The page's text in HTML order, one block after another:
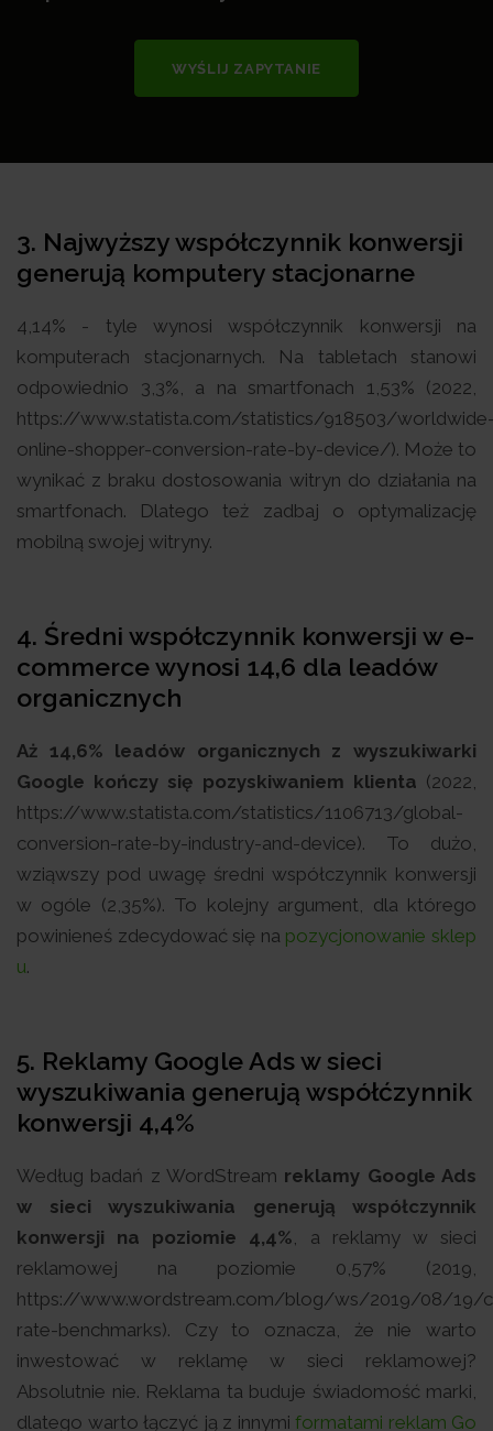
WYŚLIJ ZAPYTANIE
3. Najwyższy współczynnik konwersji
generują komputery stacjonarne
4,14% - tyle wynosi współczynnik konwersji na
komputerach stacjonarnych. Na tabletach stanowi
odpowiednio 3,3%, a na smartfonach 1,53% (2022,
https://www.statista.com/statistics/918503/
online-shopper-conversion-rate-by-device/). Może to
wynikać z braku dostosowania witryn do działania na
smartfonach. Dlatego też zadbaj o optymalizację
mobilną swojej witryny.
4. Średni współczynnik konwersji w e-
commerce wynosi 14,6 dla leadów
organicznych
Aż 14,6% leadów organicznych z wyszukiwarki
Google kończy się pozyskiwaniem klienta (2022,
https://www.statista.com/statistics/1106713/global-
conversion-rate-by-industry-and-device). To dużo,
wziąwszy pod uwagę średni współczynnik konwersji
w ogóle (2,35%). To kolejny argument, dla którego
powinieneś zdecydować się na pozycjonowanie sklep
u.
5. Reklamy Google Ads w sieci
wyszukiwania generują współćzynnik
konwersji 4,4%
Według badań z WordStream reklamy Google Ads
w sieci wyszukiwania generują współczynnik
konwersji na poziomie 4,4% , a reklamy w sieci
reklamowej na poziomie 0,57% (2019,
https://www.wordstream.com/blog/ws/2019/08/19/
rate-benchmarks). Czy to oznacza, że nie warto
inwestować w reklamę w sieci reklamowej?
Absolutnie nie. Reklama ta buduje świadomość marki,
dlatego warto łączyć ją z innymi formatami reklam Go